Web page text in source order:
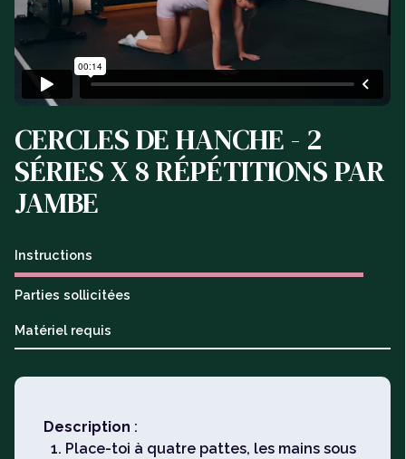
CERCLES DE HANCHE - 2
SÉRIES X 8 RÉPÉTITIONS PAR
JAMBE
Instructions
Parties sollicitées
Matériel requis
Description :
Place-toi à quatre pattes, les mains sous